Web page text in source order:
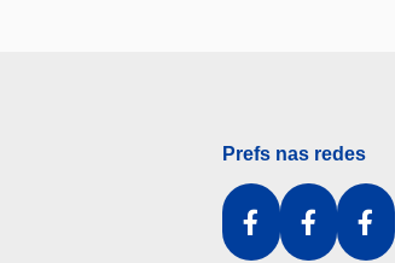
Prefs nas redes